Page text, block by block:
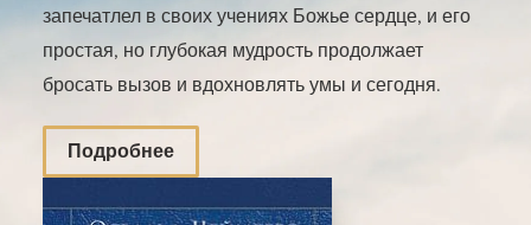
запечатлел в своих учениях Божье сердце, и его
простая, но глубокая мудрость продолжает
бросать вызов и вдохновлять умы и сегодня.
Подробнее